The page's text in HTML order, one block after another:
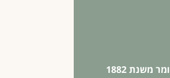
אנו מזמינים אתכם לחוות אירוע עסקי בסגנון אחר, הלקוחות או העובדים יתרגשו עם כניסתם למבנה המשומר משנת 1882